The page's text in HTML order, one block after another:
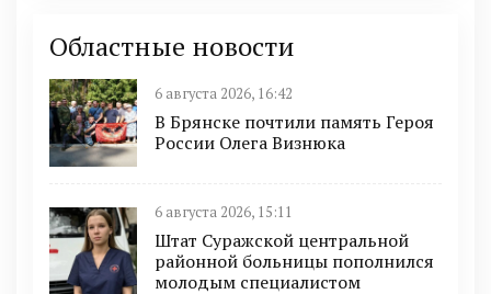
Областные новости
6 августа 2026, 16:42
В Брянске почтили память Героя
России Олега Визнюка
6 августа 2026, 15:11
Штат Суражской центральной
районной больницы пополнился
молодым специалистом